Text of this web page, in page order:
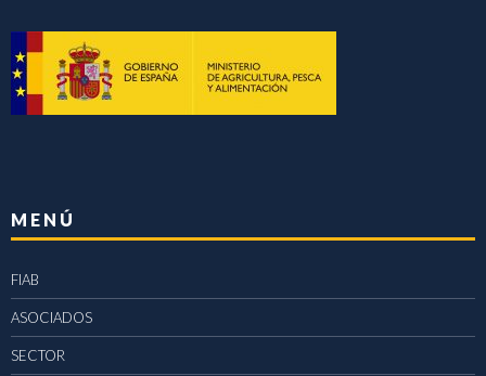
MENÚ
FIAB
ASOCIADOS
SECTOR